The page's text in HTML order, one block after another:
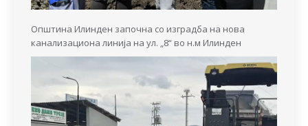
Општина Илинден започна со изградба на нова
канализациона линија на ул. „8“ во н.м Илинден